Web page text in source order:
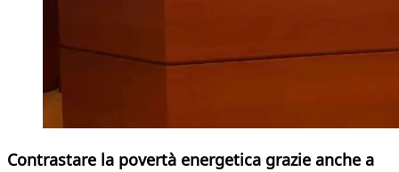
Contrastare la povertà energetica grazie anche a